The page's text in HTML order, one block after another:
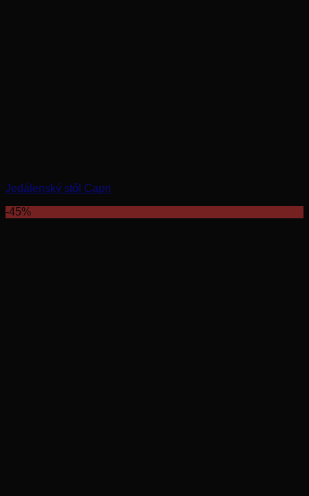
Jedálenský stôl Capri
-45%